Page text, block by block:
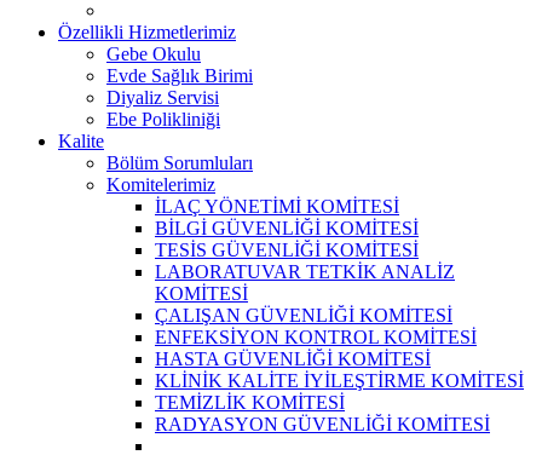
Özellikli Hizmetlerimiz
Gebe Okulu
Evde Sağlık Birimi
Diyaliz Servisi
Ebe Polikliniği
Kalite
Bölüm Sorumluları
Komitelerimiz
İLAÇ YÖNETİMİ KOMİTESİ
BİLGİ GÜVENLİĞİ KOMİTESİ
TESİS GÜVENLİĞİ KOMİTESİ
LABORATUVAR TETKİK ANALİZ
KOMİTESİ
ÇALIŞAN GÜVENLİĞİ KOMİTESİ
ENFEKSİYON KONTROL KOMİTESİ
HASTA GÜVENLİĞİ KOMİTESİ
KLİNİK KALİTE İYİLEŞTİRME KOMİTESİ
TEMİZLİK KOMİTESİ
RADYASYON GÜVENLİĞİ KOMİTESİ